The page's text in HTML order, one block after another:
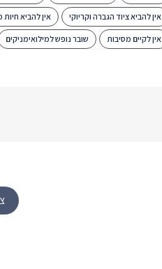
אין להביא ציוד הגברה וקריוקי אין להביא
אין לקיים מסיבות שובר נופש למילואימניקים